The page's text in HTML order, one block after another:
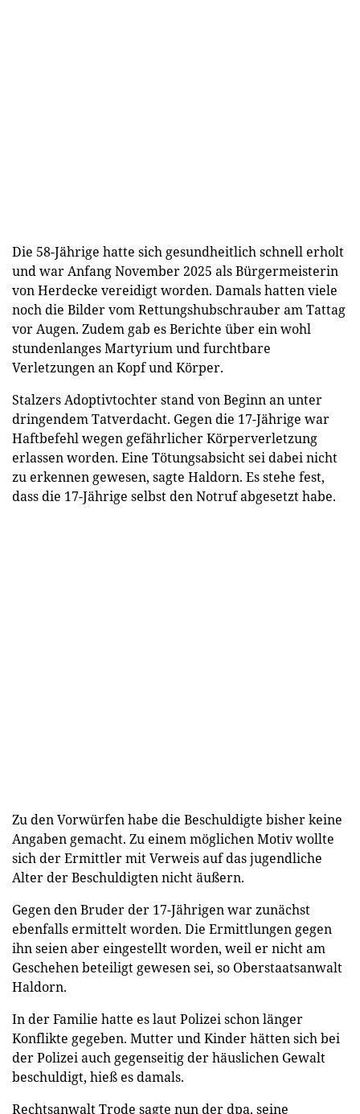
Die 58-Jährige hatte sich gesundheitlich schnell erholt
und war Anfang November 2025 als Bürgermeisterin
von Herdecke vereidigt worden. Damals hatten viele
noch die Bilder vom Rettungshubschrauber am Tattag
vor Augen. Zudem gab es Berichte über ein wohl
stundenlanges Martyrium und furchtbare
Verletzungen an Kopf und Körper.
Stalzers Adoptivtochter stand von Beginn an unter
dringendem Tatverdacht. Gegen die 17-Jährige war
Haftbefehl wegen gefährlicher Körperverletzung
erlassen worden. Eine Tötungsabsicht sei dabei nicht
zu erkennen gewesen, sagte Haldorn. Es stehe fest,
dass die 17-Jährige selbst den Notruf abgesetzt habe.
Zu den Vorwürfen habe die Beschuldigte bisher keine
Angaben gemacht. Zu einem möglichen Motiv wollte
sich der Ermittler mit Verweis auf das jugendliche
Alter der Beschuldigten nicht äußern.
Gegen den Bruder der 17-Jährigen war zunächst
ebenfalls ermittelt worden. Die Ermittlungen gegen
ihn seien aber eingestellt worden, weil er nicht am
Geschehen beteiligt gewesen sei, so Oberstaatsanwalt
Haldorn.
In der Familie hatte es laut Polizei schon länger
Konflikte gegeben. Mutter und Kinder hätten sich bei
der Polizei auch gegenseitig der häuslichen Gewalt
beschuldigt, hieß es damals.
Rechtsanwalt Trode sagte nun der dpa, seine